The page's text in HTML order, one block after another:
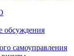
обсуждения
самоуправления